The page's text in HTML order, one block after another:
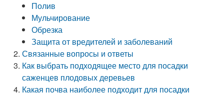
Полив
Мульчирование
Обрезка
Защита от вредителей и заболеваний
Связанные вопросы и ответы
Как выбрать подходящее место для посадки
саженцев плодовых деревьев
Какая почва наиболее подходит для посадки